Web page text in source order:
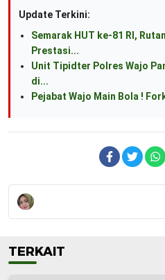
Update Terkini:
Semarak HUT ke-81 RI,
Prestasi...
Unit Tipidter Polres Wajo
di...
Pejabat Wajo Main Bola !
TERKAIT